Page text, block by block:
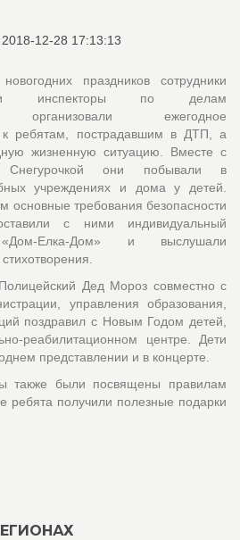
2018-12-28 17:13:13
праздников сотрудники
и инспекторы по делам
организовали ежегодное
к ребятам, пострадавшим в ДТП, а
жизненную ситуацию. Вместе с
они побывали в
учреждениях и дома у детей.
основные требования безопасности
с ними индивидуальный
Елка-Дом» и выслушали
Дед Мороз совместно с
управления образования,
поздравил с Новым Годом детей,
реабилитационном центре. Дети
представлении и в концерте.
также были посвящены правилам
ребята получили полезные подарки